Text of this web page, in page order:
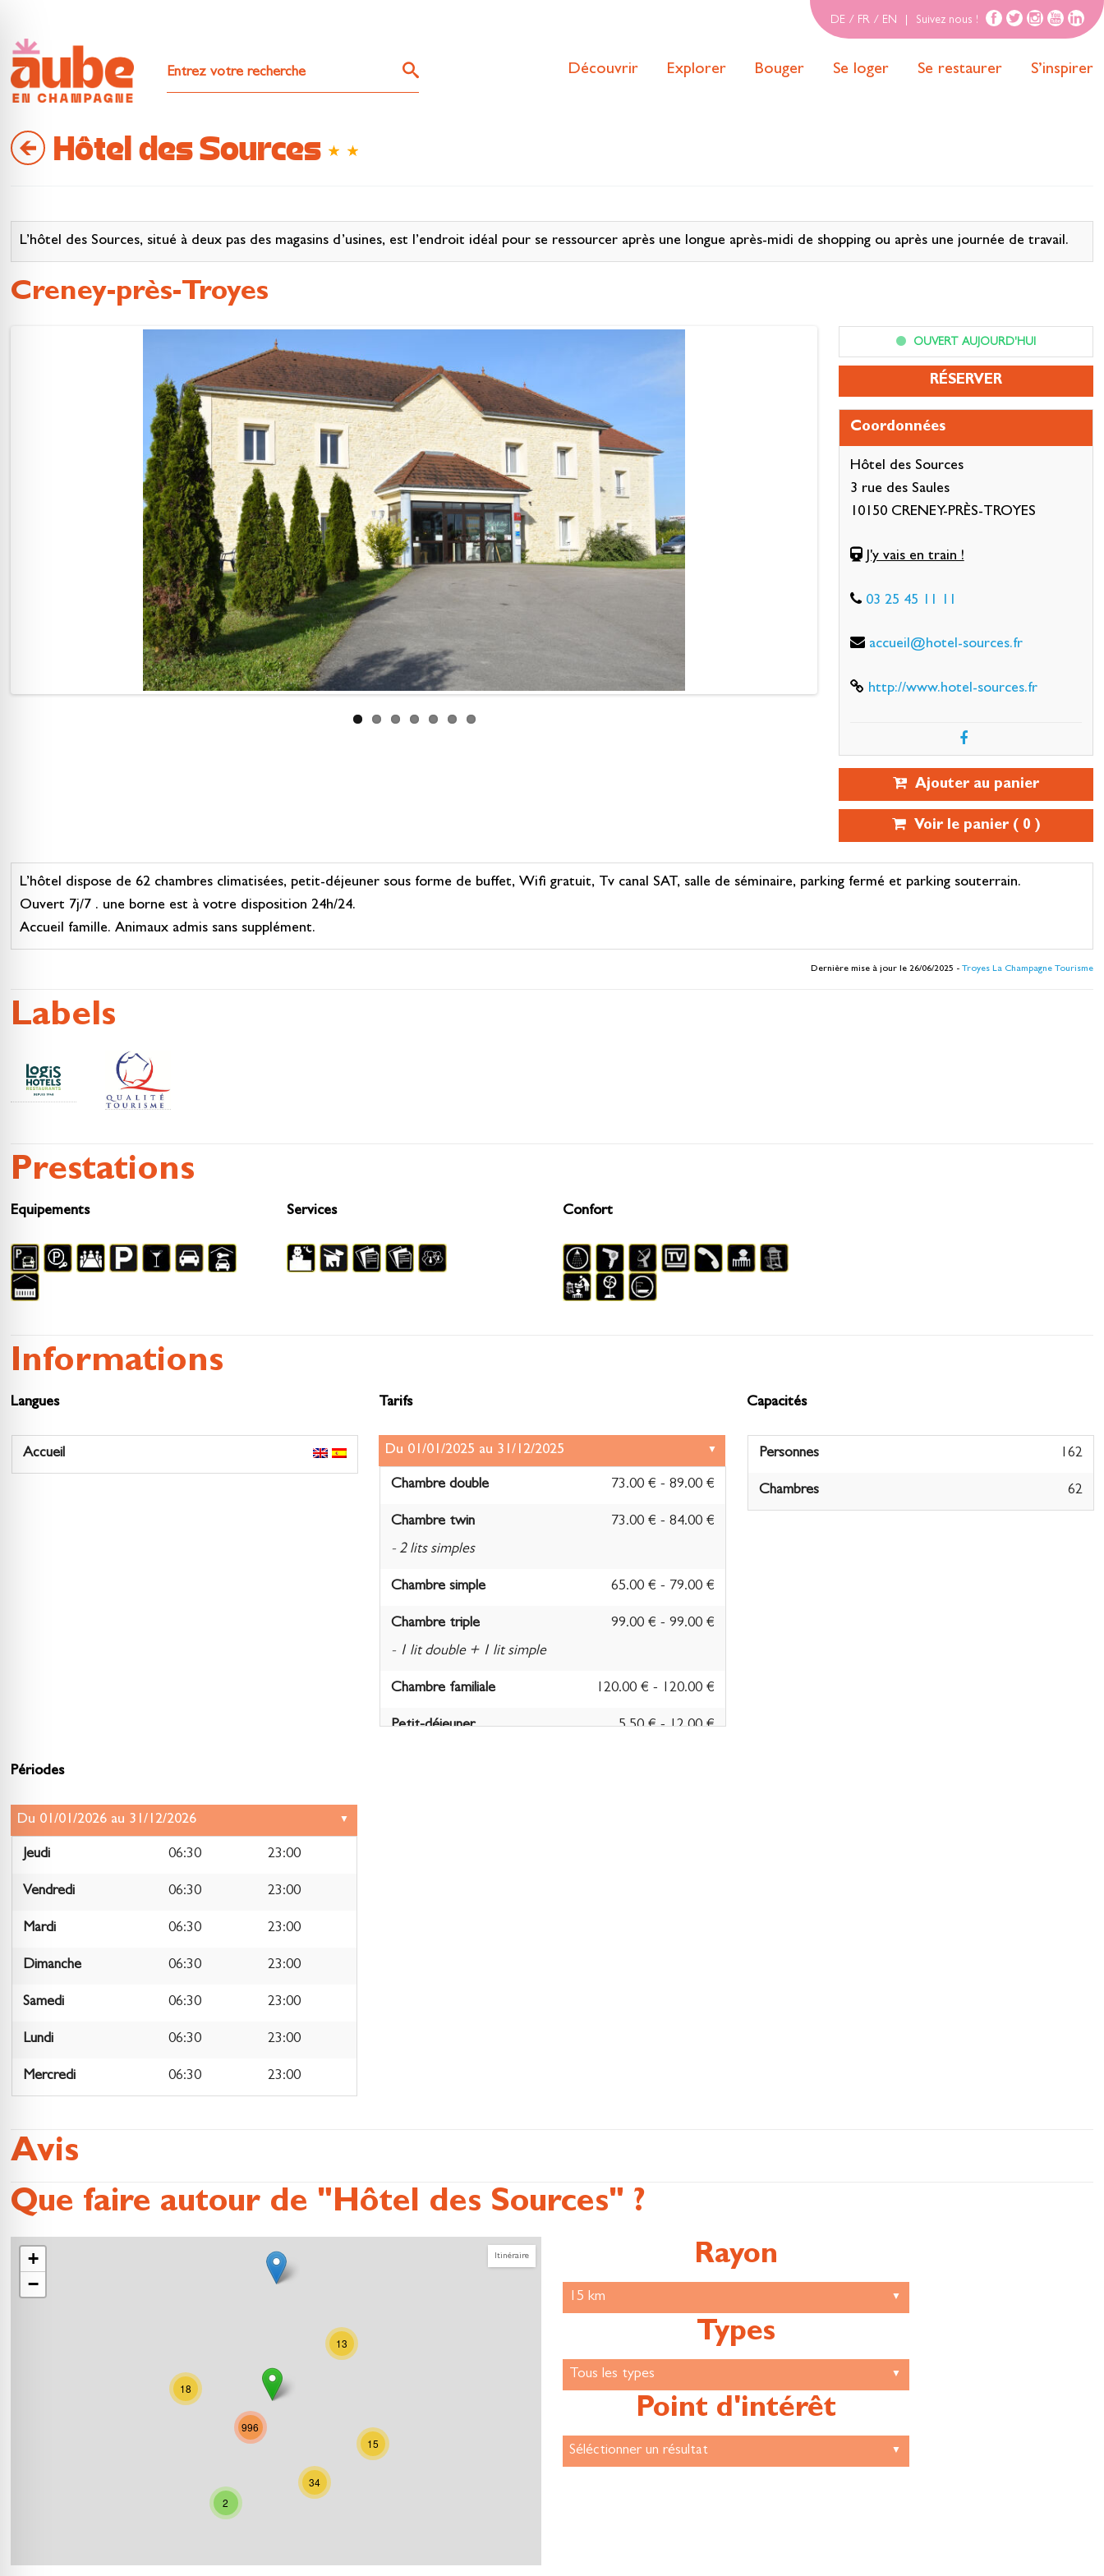
DE / FR / EN Suivez nous !
Découvrir Explorer Bouger Se loger Se restaurer S’inspirer
Hôtel des Sources
L’hôtel des Sources, situé à deux pas des magasins d’usines, est l’endroit idéal pour se ressourcer après une longue après-midi de shopping ou après une journée de travail.
Creney-près-Troyes
OUVERT AUJOURD'HUI
RÉSERVER
Coordonnées
Hôtel des Sources
3 rue des Saules
10150 CRENEY-PRÈS-TROYES
J'y vais en train !
03 25 45 11 11
accueil@hotel-sources.fr
http://www.hotel-sources.fr
Ajouter au panier
Voir le panier ( 0 )
L’hôtel dispose de 62 chambres climatisées, petit-déjeuner sous forme de buffet, Wifi gratuit, Tv canal SAT, salle de séminaire, parking fermé et parking souterrain.
Ouvert 7j/7 . une borne est à votre disposition 24h/24.
Accueil famille. Animaux admis sans supplément.
Dernière mise à jour le 26/06/2025 -Troyes La Champagne Tourisme
Labels
Prestations
Equipements Services Confort
Informations
Langues
Accueil
Tarifs
Chambre double 73.00 € - 89.00 €
Chambre twin
73.00 € - 84.00 €
- 2 lits simples
Chambre simple 65.00 € - 79.00 €
Chambre triple
99.00 € - 99.00 €
- 1 lit double + 1 lit simple
Chambre familiale 120.00 € - 120.00 €
Petit-déjeuner
5.50 € - 12.00 €
Capacités
Personnes 162
Chambres 62
Périodes
Jeudi 06:30 23:00
Vendredi 06:30 23:00
Mardi 06:30 23:00
Dimanche 06:30 23:00
Samedi 06:30 23:00
Lundi 06:30 23:00
Mercredi 06:30 23:00
Avis
Que faire autour de "Hôtel des Sources" ?
Itinéraire
2
15
34
13
18
996
+
−
Rayon
Types
Point d'intérêt